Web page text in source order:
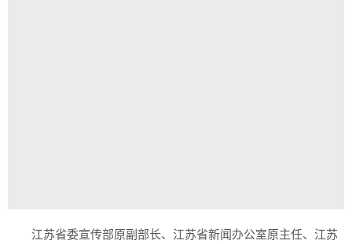
江苏省委宣传部原副部长、江苏省新闻办公室原主任、江苏